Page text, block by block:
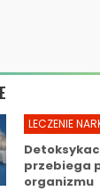
LECZENIE
przebiega
organizmu